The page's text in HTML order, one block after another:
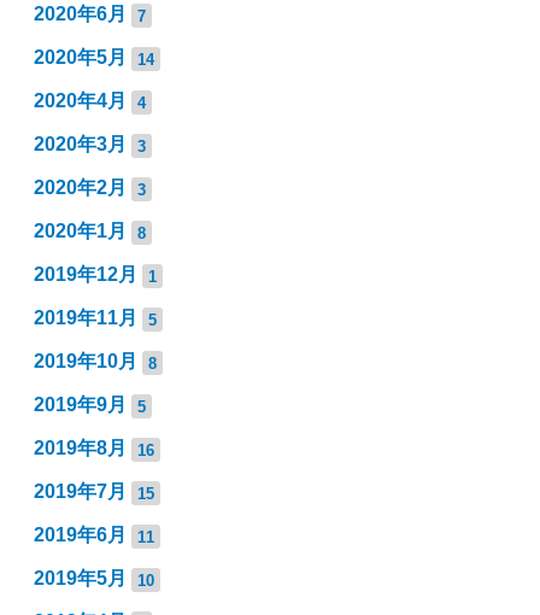
2020年6月 7
2020年5月 14
2020年4月 4
2020年3月 3
2020年2月 3
2020年1月 8
2019年12月 1
2019年11月 5
2019年10月 8
2019年9月 5
2019年8月 16
2019年7月 15
2019年6月 11
2019年5月 10